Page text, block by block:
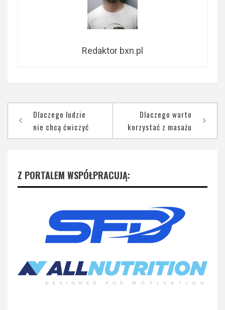
Redaktor bxn.pl
Nawigacja
wpisu
Dlaczego ludzie
nie chcą ćwiczyć
Dlaczego warto
korzystać z masażu
Z PORTALEM WSPÓŁPRACUJĄ: